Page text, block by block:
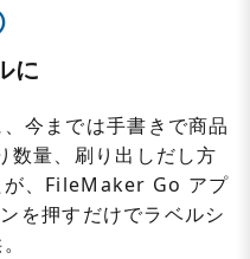
に
今までは手書きで商品
数量、刷り出しだし方
が、FileMaker Go アプ
を押すだけでラベルシ